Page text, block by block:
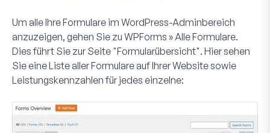
Um alle Ihre Formulare im WordPress-Adminbereich
anzuzeigen, gehen Sie zu WPForms » Alle Formulare.
Dies führt Sie zur Seite "Formularübersicht". Hier sehen
Sie eine Liste aller Formulare auf Ihrer Website sowie
Leistungskennzahlen für jedes einzelne: